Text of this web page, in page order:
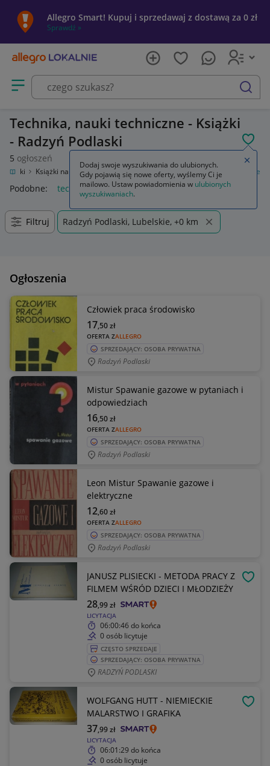
Allegro Smart! Kupuj i sprzedawaj z dostawą za 0 zł
Sprawdź »
Otwórz menu z kategoriami
szukaj
Technika, nauki techniczne - Książki
- Radzyń Podlaski
5 ogłoszeń
Książki Książki naukowe i popularnonaukowe Technika, nauki techniczne
Podobne: technika nauki techniczne
Filtruj Radzyń Podlaski, Lubelskie, +0 km
Ogłoszenia
Człowiek praca środowisko
OFERTA ZALLEGRO
17,50zł
SPRZEDAJĄCY: OSOBA PRYWATNA
Radzyń Podlaski
Mistur Spawanie gazowe w pytaniach i
odpowiedziach
OFERTA ZALLEGRO
16,50zł
SPRZEDAJĄCY: OSOBA PRYWATNA
Radzyń Podlaski
Leon Mistur Spawanie gazowe i
elektryczne
OFERTA ZALLEGRO
12,60zł
SPRZEDAJĄCY: OSOBA PRYWATNA
Radzyń Podlaski
JANUSZ PLISIECKI - METODA PRACY Z
FILMEM WŚRÓD DZIECI I MŁODZIEŻY
LICYTACJA
28,99zł
06:00:46do końca
0 osób licytuje
CZĘSTO SPRZEDAJE
SPRZEDAJĄCY: OSOBA PRYWATNA
RADZYŃ PODLASKI
WOLFGANG HUTT - NIEMIECKIE
MALARSTWO I GRAFIKA
LICYTACJA
37,99zł
06:01:29 do końca
0 osób licytuje
Dodaj swoje wyszukiwania do ulubionych.
Gdy pojawią się nowe oferty, wyślemy Ci je
mailowo. Ustaw powiadomienia w ulubionych
wyszukiwaniach.